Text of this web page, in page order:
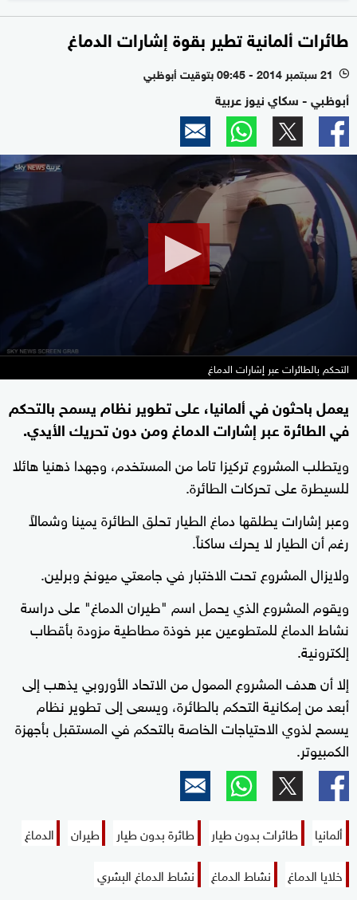
طائرات ألمانية تطير بقوة إشارات الدماغ
l 21 سبتمبر 2014 - 09:45 بتوقيت أبوظبي
أبوظبي - سكاي نيوز عربية
seconds
of
1
minute,
التحكم بالطائرات عبر إشارات الدماغ
يعمل باحثون في ألمانيا، على تطوير نظام يسمح بالتحكم
في الطائرة عبر إشارات الدماغ ومن دون تحريك الأيدي.
ويتطلب المشروع تركيزا تاما من المستخدم، وجهدا ذهنيا هائلا
للسيطرة على تحركات الطائرة.
وعبر إشارات يطلقها دماغ الطيار تحلق الطائرة يمينا وشمالاً
رغم أن الطيار لا يحرك ساكناً.
ولايزال المشروع تحت الاختبار في جامعتي ميونخ وبرلين.
ويقوم المشروع الذي يحمل اسم "طيران الدماغ" على دراسة
نشاط الدماغ للمتطوعين عبر خوذة مطاطية مزودة بأقطاب
إلكترونية.
إلا أن هدف المشروع الممول من الاتحاد الأوروبي يذهب إلى
أبعد من إمكانية التحكم بالطائرة، ويسعى إلى تطوير نظام
يسمح لذوي الاحتياجات الخاصة بالتحكم في المستقبل بأجهزة
الكمبيوتر.
ألمانيا طائرات بدون طيار طائرة بدون طيار طيران
الدماغ
خلايا الدماغ
نشاط الدماغ نشاط الدماغ البشري